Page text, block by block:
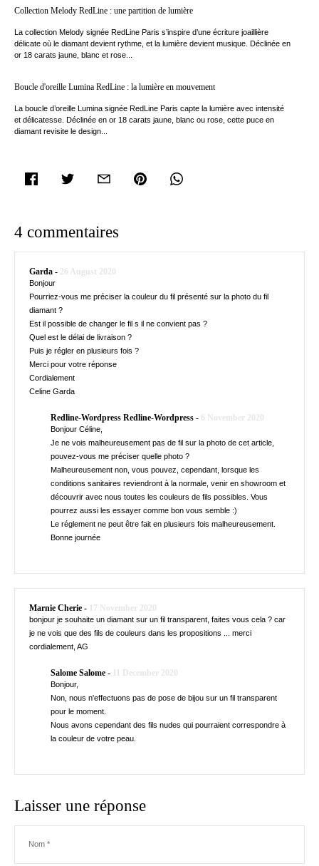
Collection Melody RedLine : une partition de lumière
La collection Melody signée RedLine Paris s’inspire d’une écriture joaillière
délicate où le diamant devient rythme, et la lumière devient musique. Déclinée en
or 18 carats jaune, blanc et rose...
Boucle d'oreille Lumina RedLine : la lumière en mouvement
La boucle d’oreille Lumina signée RedLine Paris capte la lumière avec intensité
et délicatesse. Déclinée en or 18 carats jaune, blanc ou rose, cette puce en
diamant revisite le design...
facebook twitter email pinterest whatsapp
4 commentaires
Garda - 26 August 2020
Bonjour
Pourriez-vous me préciser la couleur du fil présenté sur la photo du fil
diamant ?
Est il possible de changer le fil s il ne convient pas ?
Quel est le délai de livraison ?
Puis je régler en plusieurs fois ?
Merci pour votre réponse
Cordialement
Celine Garda
Redline-Wordpress Redline-Wordpress - 6 November 2020
Bonjour Céline,
Je ne vois malheureusement pas de fil sur la photo de cet article,
pouvez-vous me préciser quelle photo ?
Malheureusement non, vous pouvez, cependant, lorsque les
conditions sanitaires reviendront à la normale, venir en showroom et
découvrir avec nous toutes les couleurs de fils possibles. Vous
pourrez aussi les essayer comme bon vous semble :)
Le réglement ne peut être fait en plusieurs fois malheureusement.
Bonne journée
Marnie Cherie - 17 November 2020
bonjour je souhaite un diamant sur un fil transparent, faites vous cela ? car
je ne vois que des fils de couleurs dans les propositions ... merci
cordialement, AG
Salome Salome - 11 December 2020
Bonjour,
Non, nous n'effectuons pas de pose de bijou sur un fil transparent
pour le moment.
Nous avons cependant des fils nudes qui pourraient correspondre à
la couleur de votre peau.
Laisser une réponse
Nom *